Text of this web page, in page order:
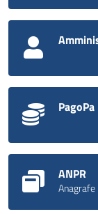
PagoPa
ANPR
Anagrafe